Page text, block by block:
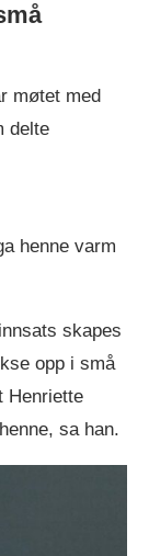
møtet med
delte
henne varm
skapes
opp i små
Henriette
sa han.